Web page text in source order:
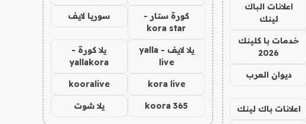
اعلانات الباك
لينك
خدمات با كلينك
2026
ديوان العرب
اعلانات باك لينك
كورة ستار -
kora star
سوريا لايف
يلا لايف - yalla
live
يلا كورة -
yallakora
kora live
kooralive
koora 365 يلا شوت